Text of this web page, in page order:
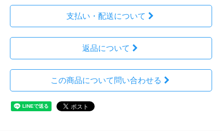
支払い・配送について
返品について
この商品について問い合わせる